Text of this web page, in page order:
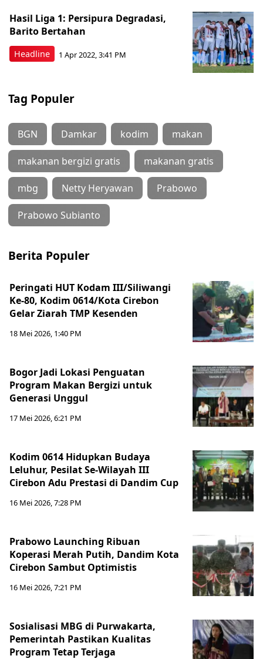
Headline
Hasil Liga 1: Persipura Degradasi,
Barito Bertahan
1 Apr 2022, 3:41 PM
Tag Populer
BGN Damkar kodim makan
makanan bergizi gratis makanan gratis
mbg Netty Heryawan Prabowo
Prabowo Subianto
Berita Populer
Peringati HUT Kodam III/Siliwangi
Ke-80, Kodim 0614/Kota Cirebon
Gelar Ziarah TMP Kesenden
18 Mei 2026, 1:40 PM
Bogor Jadi Lokasi Penguatan
Program Makan Bergizi untuk
Generasi Unggul
17 Mei 2026, 6:21 PM
Kodim 0614 Hidupkan Budaya
Leluhur, Pesilat Se-Wilayah III
Cirebon Adu Prestasi di Dandim Cup
16 Mei 2026, 7:28 PM
Prabowo Launching Ribuan
Koperasi Merah Putih, Dandim Kota
Cirebon Sambut Optimistis
16 Mei 2026, 7:21 PM
Sosialisasi MBG di Purwakarta,
Pemerintah Pastikan Kualitas
Program Tetap Terjaga